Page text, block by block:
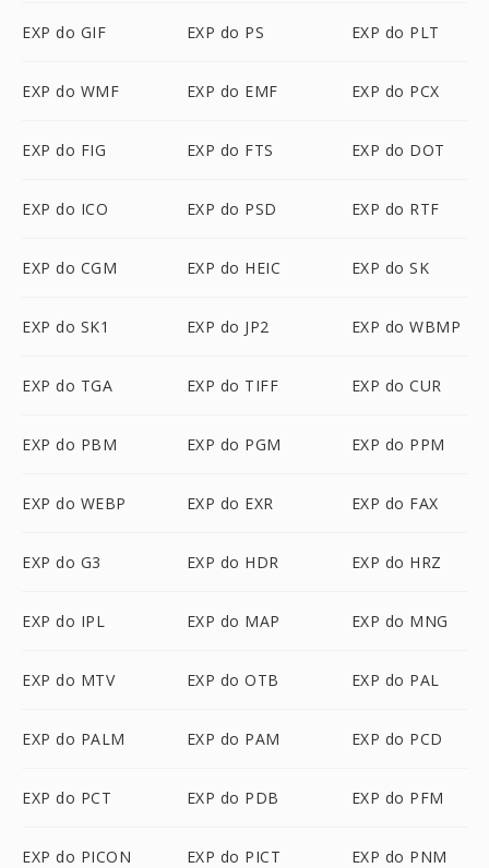
EXP do GIF EXP do PS EXP do PLT
EXP do WMF EXP do EMF EXP do PCX
EXP do FIG EXP do FTS EXP do DOT
EXP do ICO EXP do PSD EXP do RTF
EXP do CGM EXP do HEIC EXP do SK
EXP do SK1 EXP do JP2 EXP do WBMP
EXP do TGA EXP do TIFF EXP do CUR
EXP do PBM EXP do PGM EXP do PPM
EXP do WEBP EXP do EXR EXP do FAX
EXP do G3 EXP do HDR EXP do HRZ
EXP do IPL EXP do MAP EXP do MNG
EXP do MTV EXP do OTB EXP do PAL
EXP do PALM EXP do PAM EXP do PCD
EXP do PCT EXP do PDB EXP do PFM
EXP do PICON EXP do PICT EXP do PNM